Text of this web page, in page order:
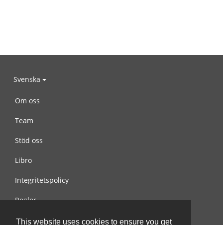
This website uses cookies to ensure you get
Svenska
Om oss
Team
Stöd oss
Libro
Integritetspolicy
Regler
Kontakta oss